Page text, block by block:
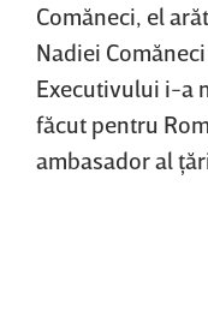
Comăneci, el
Nadiei
Executivului i-a
făcut pentru
ambasador al